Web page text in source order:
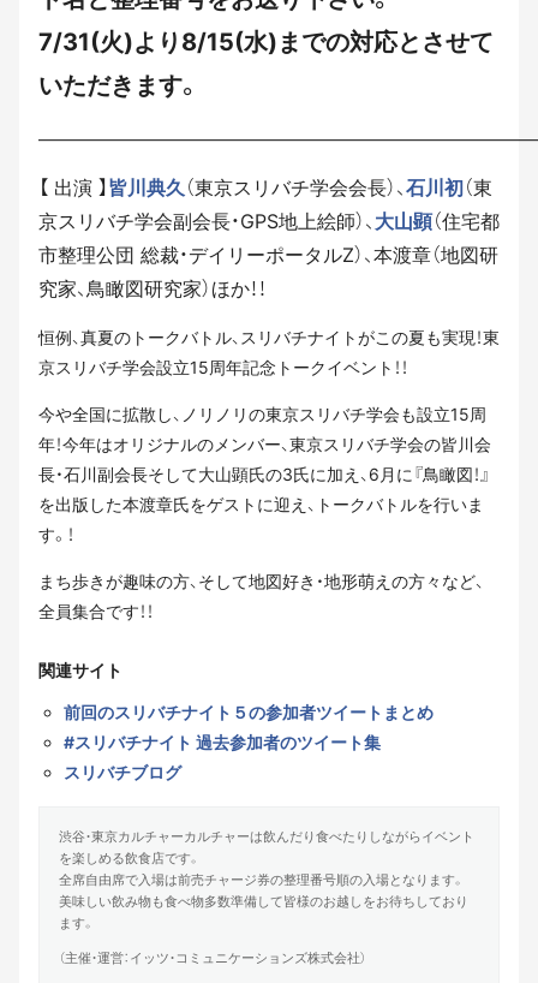
7/31(火)より8/15(水)までの対応とさせて
いただきます。
【 出演 】 皆川典久（東京スリバチ学会会長）、石川初（東
京スリバチ学会副会長・GPS地上絵師）、 大山顕（住宅都
市整理公団 総裁・デイリーポータルZ）、本渡章（地図研
究家、鳥瞰図研究家）ほか！！
恒例、真夏のトークバトル、スリバチナイトがこの夏も実現！東
京スリバチ学会設立15周年記念トークイベント！！
今や全国に拡散し、ノリノリの東京スリバチ学会も設立15周
年！今年はオリジナルのメンバー、東京スリバチ学会の皆川会
長・石川副会長そして大山顕氏の3氏に加え、6月に『鳥瞰図！』
を出版した本渡章氏をゲストに迎え、トークバトルを行いま
す。！
まち歩きが趣味の方、そして地図好き・地形萌えの方々など、
全員集合です！！
関連サイト
前回のスリバチナイト５の参加者ツイートまとめ
#スリバチナイト 過去参加者のツイート集
スリバチブログ
渋谷・東京カルチャーカルチャーは飲んだり食べたりしながらイベント
を楽しめる飲食店です。
全席自由席で入場は前売チャージ券の整理番号順の入場となります。
美味しい飲み物も食べ物多数準備して皆様のお越しをお待ちしており
ます。
（主催・運営：イッツ・コミュニケーションズ株式会社）